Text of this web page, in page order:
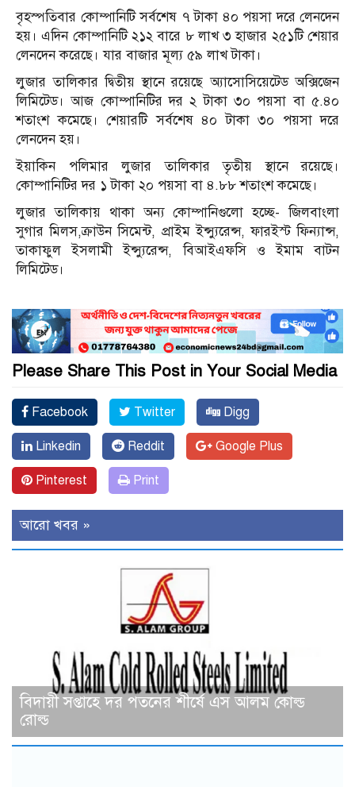
বৃহস্পতিবার কোম্পানিটি সর্বশেষ ৭ টাকা ৪০ পয়সা দরে লেনদেন
হয়। এদিন কোম্পানিটি ২১২ বারে ৮ লাখ ৩ হাজার ২৫১টি শেয়ার
লেনদেন করেছে। যার বাজার মূল্য ৫৯ লাখ টাকা।
লুজার তালিকার দ্বিতীয় স্থানে রয়েছে অ্যাসোসিয়েটেড অক্সিজেন
লিমিটেড। আজ কোম্পানিটির দর ২ টাকা ৩০ পয়সা বা ৫.৪০
শতাংশ কমেছে। শেয়ারটি সর্বশেষ ৪০ টাকা ৩০ পয়সা দরে
লেনদেন হয়।
ইয়াকিন পলিমার লুজার তালিকার তৃতীয় স্থানে রয়েছে।
কোম্পানিটির দর ১ টাকা ২০ পয়সা বা ৪.৮৮ শতাংশ কমেছে।
লুজার তালিকায় থাকা অন্য কোম্পানিগুলো হচ্ছে- জিলবাংলা
সুগার মিলস,ক্রাউন সিমেন্ট, প্রাইম ইন্স্যুরেন্স, ফারইস্ট ফিন্যান্স,
তাকাফুল ইসলামী ইন্স্যুরেন্স, বিআইএফসি ও ইমাম বাটন
লিমিটেড।
Please Share This Post in Your Social Media
Facebook Twitter Digg
Linkedin Reddit Google Plus
Pinterest Print
আরো খবর »
বিদায়ী সপ্তাহে দর পতনের শীর্ষে এস আলম কোল্ড
রোল্ড